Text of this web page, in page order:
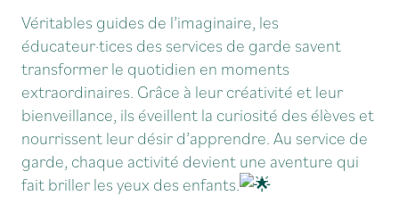
Véritables guides de l’imaginaire, les
éducateur·tices des services de garde savent
transformer le quotidien en moments
extraordinaires. Grâce à leur créativité et leur
bienveillance, ils éveillent la curiosité des élèves et
nourrissent leur désir d’apprendre. Au service de
garde, chaque activité devient une aventure qui
fait briller les yeux des enfants.